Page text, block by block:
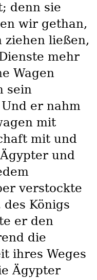
denn sie
wir gethan,
ließen,
mehr
Wagen
sein
Und er nahm
mit
mit und
und
verstockte
des Königs
er den
die
ihres Weges
Ägypter